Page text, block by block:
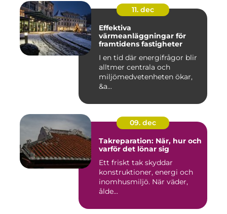
11. dec
Effektiva
värmeanläggningar för
framtidens fastigheter
I en tid där energifrågor blir
alltmer centrala och
miljömedvetenheten ökar,
&a...
09. dec
Takreparation: När, hur och
varför det lönar sig
Ett friskt tak skyddar
konstruktioner, energi och
inomhusmiljö. När väder,
ålde...